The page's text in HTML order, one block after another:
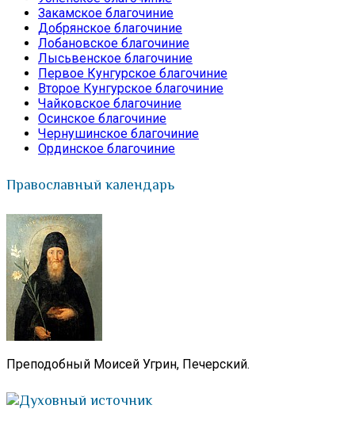
Закамское благочиние
Добрянское благочиние
Лобановское благочиние
Лысьвенское благочиние
Первое Кунгурское благочиние
Второе Кунгурское благочиние
Чайковское благочиние
Осинское благочиние
Чернушинское благочиние
Ординское благочиние
Православный календарь
Преподобный Моисей Угрин, Печерский.
Духовный источник